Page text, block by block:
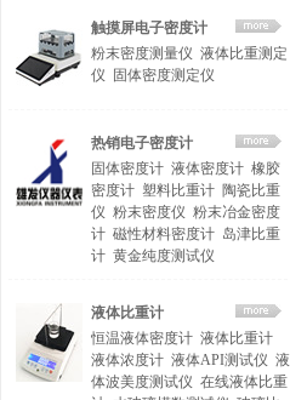
触摸屏电子密度计
粉末密度测量仪 液体比重测定
仪
固体密度测定仪
热销电子密度计
固体密度计 液体密度计 橡胶
密度计 塑料比重计 陶瓷比重
仪 粉末密度仪 粉末冶金密度
计 磁性材料密度计 岛津比重
计 黄金纯度测试仪
液体比重计
恒温液体密度计 液体比重计
液体浓度计 液体API测试仪 液
体波美度测试仪 在线液体比重